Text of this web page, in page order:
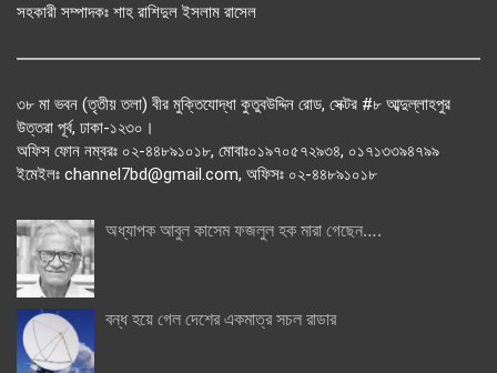
সহকারী সম্পাদকঃ শাহ রাশিদুল ইসলাম রাসেল
৩৮ মা ভবন (তৃতীয় তলা) বীর মুক্তিযোদ্ধা কুতুবউদ্দিন রোড, সেক্টর #৮ আব্দুল্লাহপুর
উত্তরা পূর্ব, ঢাকা-১২৩০।
অফিস ফোন নম্বরঃ ০২-৪৪৮৯১০১৮, মোবাঃ০১৯৭০৫৭২৯৩৪, ০১৭১৩৩৯৪৭৯৯
ইমেইলঃ channel7bd@gmail.com, অফিসঃ ০২-৪৪৮৯১০১৮
অধ্যাপক আবুল কাসেম ফজলুল হক মারা গেছেন….
বন্ধ হয়ে গেল দেশের একমাত্র সচল রাডার